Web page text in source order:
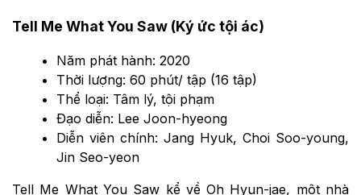
Tell Me What You Saw (Ký ức tội ác)
Năm phát hành: 2020
Thời lượng: 60 phút/ tập (16 tập)
Thể loại: Tâm lý, tội phạm
Đạo diễn: Lee Joon-hyeong
Diễn viên chính: Jang Hyuk, Choi Soo-young,
Jin Seo-yeon
Tell Me What You Saw kể về Oh Hyun-jae, một nhà